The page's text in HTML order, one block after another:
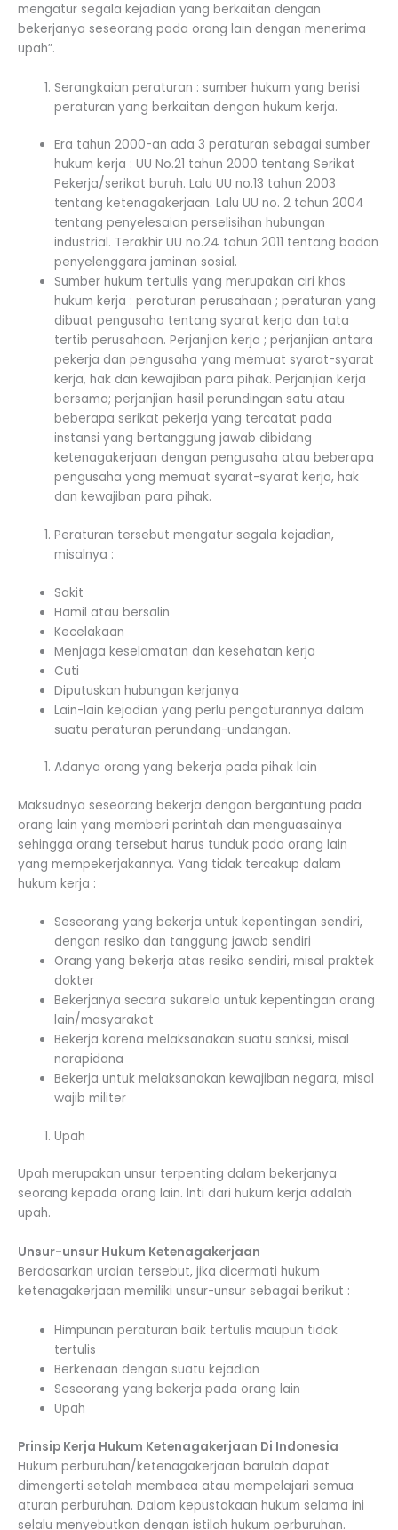
mengatur segala kejadian yang berkaitan dengan
bekerjanya seseorang pada orang lain dengan menerima
upah”.
Serangkaian peraturan : sumber hukum yang berisi
peraturan yang berkaitan dengan hukum kerja.
Era tahun 2000-an ada 3 peraturan sebagai sumber
hukum kerja : UU No.21 tahun 2000 tentang Serikat
Pekerja/serikat buruh. Lalu UU no.13 tahun 2003
tentang ketenagakerjaan. Lalu UU no. 2 tahun 2004
tentang penyelesaian perselisihan hubungan
industrial. Terakhir UU no.24 tahun 2011 tentang badan
penyelenggara jaminan sosial.
Sumber hukum tertulis yang merupakan ciri khas
hukum kerja : peraturan perusahaan ; peraturan yang
dibuat pengusaha tentang syarat kerja dan tata
tertib perusahaan. Perjanjian kerja ; perjanjian antara
pekerja dan pengusaha yang memuat syarat-syarat
kerja, hak dan kewajiban para pihak. Perjanjian kerja
bersama; perjanjian hasil perundingan satu atau
beberapa serikat pekerja yang tercatat pada
instansi yang bertanggung jawab dibidang
ketenagakerjaan dengan pengusaha atau beberapa
pengusaha yang memuat syarat-syarat kerja, hak
dan kewajiban para pihak.
Peraturan tersebut mengatur segala kejadian,
misalnya :
Sakit
Hamil atau bersalin
Kecelakaan
Menjaga keselamatan dan kesehatan kerja
Cuti
Diputuskan hubungan kerjanya
Lain-lain kejadian yang perlu pengaturannya dalam
suatu peraturan perundang-undangan.
Adanya orang yang bekerja pada pihak lain
Maksudnya seseorang bekerja dengan bergantung pada
orang lain yang memberi perintah dan menguasainya
sehingga orang tersebut harus tunduk pada orang lain
yang mempekerjakannya. Yang tidak tercakup dalam
hukum kerja :
Seseorang yang bekerja untuk kepentingan sendiri,
dengan resiko dan tanggung jawab sendiri
Orang yang bekerja atas resiko sendiri, misal praktek
dokter
Bekerjanya secara sukarela untuk kepentingan orang
lain/masyarakat
Bekerja karena melaksanakan suatu sanksi, misal
narapidana
Bekerja untuk melaksanakan kewajiban negara, misal
wajib militer
Upah
Upah merupakan unsur terpenting dalam bekerjanya
seorang kepada orang lain. Inti dari hukum kerja adalah
upah.
Unsur-unsur Hukum Ketenagakerjaan
Berdasarkan uraian tersebut, jika dicermati hukum
ketenagakerjaan memiliki unsur-unsur sebagai berikut :
Himpunan peraturan baik tertulis maupun tidak
tertulis
Berkenaan dengan suatu kejadian
Seseorang yang bekerja pada orang lain
Upah
Prinsip Kerja Hukum Ketenagakerjaan Di Indonesia
Hukum perburuhan/ketenagakerjaan barulah dapat
dimengerti setelah membaca atau mempelajari semua
aturan perburuhan. Dalam kepustakaan hukum selama ini
selalu menyebutkan dengan istilah hukum perburuhan.